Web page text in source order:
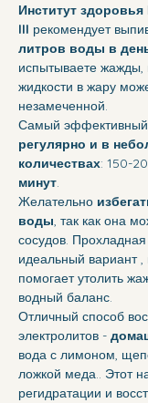
Институт
III рекомендует
литров воды в
испытываете жажды,
жидкости в жару
незамеченной.
Самый эффективный
регулярно и в
количествах: 150-
минут.
Желательно
воды, так как она
сосудов.
идеальный вариант ,
помогает утолить
водный баланс.
Отличный способ
электролитов -
вода с лимоном,
ложкой меда.. Этот
регидратации и